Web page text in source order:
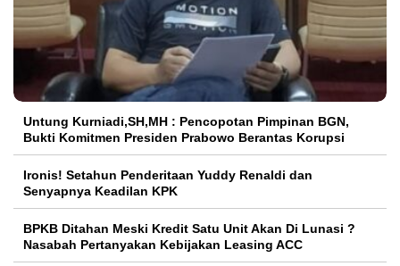
Untung Kurniadi,SH,MH : Pencopotan Pimpinan BGN,
Bukti Komitmen Presiden Prabowo Berantas Korupsi
Ironis! Setahun Penderitaan Yuddy Renaldi dan
Senyapnya Keadilan KPK
BPKB Ditahan Meski Kredit Satu Unit Akan Di Lunasi ?
Nasabah Pertanyakan Kebijakan Leasing ACC